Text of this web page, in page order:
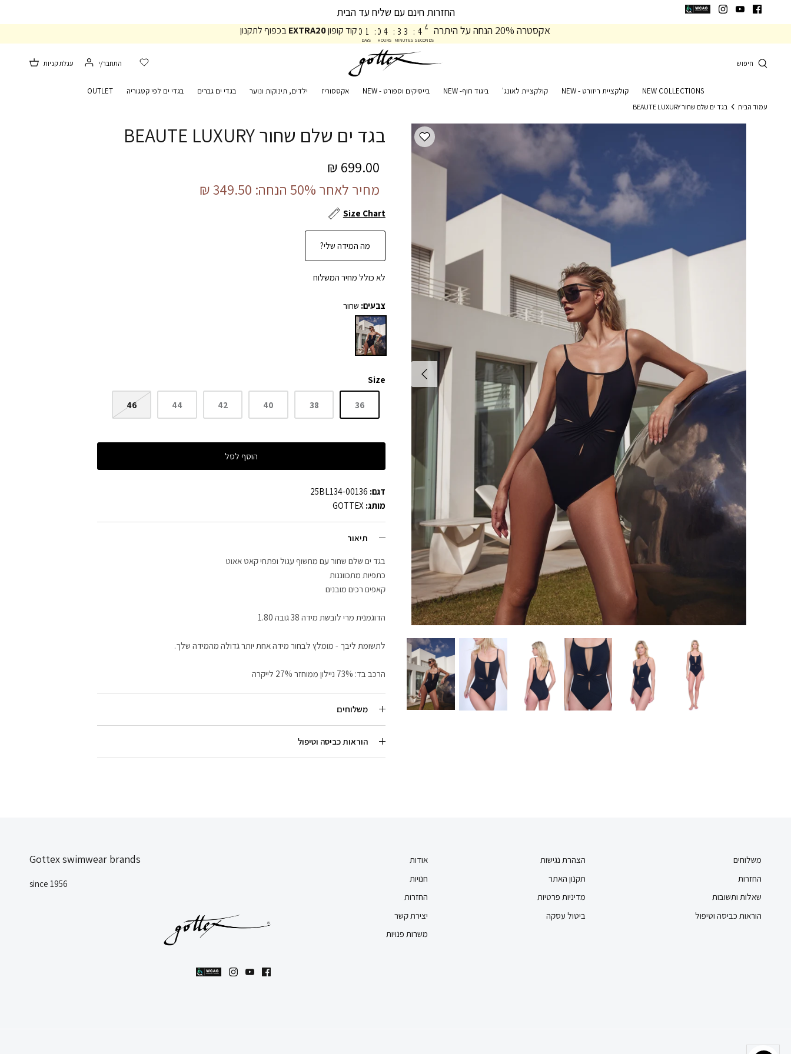
החזרות חינם עם שליח עד הבית
אקסטרה 20% הנחה על היתרה
1
0
DAYS
: 4
0
HOURS
: 3
3
MINUTES
:
1
2
4
4
SECONDS
קוד קופוןEXTRA20בכפוף לתקנון
חיפוש התחבר/י עגלת קניות
NEW COLLECTIONS קולקציית ריזורט - NEW קולקציית לאונג' ביגוד חוף- NEW בייסיקים וספורט - NEW אקססוריז ילדים, תינוקות ונוער בגדי ים גברים בגדי ים לפי קטגוריה OUTLET
עמוד הבית בגד ים שלם שחור BEAUTE LUXURY
בגד ים שלם שחור BEAUTE LUXURY
699.00 ₪
מחיר לאחר 50% הנחה:
349.50 ₪
Size Chart
מה המידה שלי?
לא כולל מחיר המשלוח
צבעים: שחור
Size
36
38
40
42
44
46
הוסף לסל
דגם: 25BL134-00136
מותג: GOTTEX
תיאור
בגד ים שלם שחור עם מחשוף עגול ופתחי קאט אאוט
כתפיות מתכווננות
קאפים רכים מובנים
הדוגמנית מרי לובשת מידה 38 גובה 1.80
לתשומת ליבך - מומלץ לבחור מידה אחת יותר גדולה מהמידה שלך.
הרכב בד: 73% ניילון ממוחזר 27% לייקרה
משלוחים
הוראות כביסה וטיפול
משלוחים
החזרות
שאלות ותשובות
הוראות כביסה וטיפול
הצהרת נגישות
תקנון האתר
מדיניות פרטיות
ביטול עסקה
אודות
חנויות
החזרות
יצירת קשר
משרות פנויות
Gottex swimwear brands
since 1956